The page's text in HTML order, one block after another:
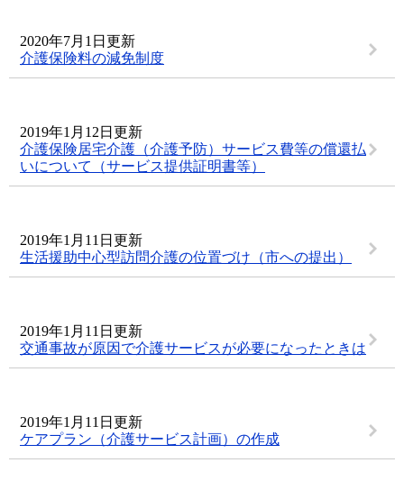
2020年7月1日更新
介護保険料の減免制度
2019年1月12日更新
介護保険居宅介護（介護予防）サービス費等の償還払
いについて（サービス提供証明書等）
2019年1月11日更新
生活援助中心型訪問介護の位置づけ（市への提出）
2019年1月11日更新
交通事故が原因で介護サービスが必要になったときは
2019年1月11日更新
ケアプラン（介護サービス計画）の作成